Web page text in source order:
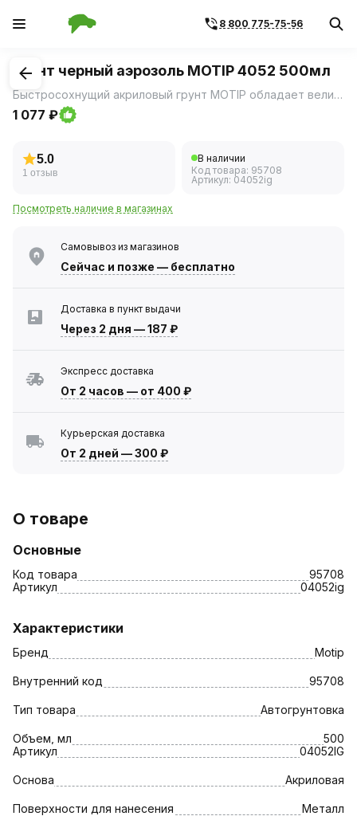
8 800 775-75-56
1/1
Грунт черный аэрозоль MOTIP 4052 500мл
Быстросохнущий акриловый грунт MOTIP обладает великолепной адгезией, позволяет создать идеальную поверхность для дальнейшего покрытия любыми видами красок.
1 077 ₽
5.0
1 отзыв
В наличии
Код товара: 95708
Артикул: 04052ig
Посмотреть наличие в магазинах
Самовывоз из магазинов
Сейчас и позже — бесплатно
Доставка в пункт выдачи
Через 2 дня —187 ₽
Экспресс доставка
От 2 часов — от 400 ₽
Курьерская доставка
От 2 дней —300 ₽
О товаре
Основные
Код товара
95708
Артикул
04052ig
Характеристики
Бренд Motip
Внутренний код 95708
Тип товара Автогрунтовка
Объем, мл
500
Артикул
04052IG
Основа Акриловая
Поверхности для нанесения Металл